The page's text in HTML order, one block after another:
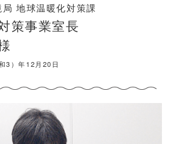
地球温暖化対策課
策事業室長
3）年12月20日